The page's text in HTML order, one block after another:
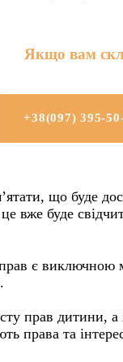
Якщо вам
+38(097) 395-
що буде
вже буде
є виключною
прав дитини, а
права та